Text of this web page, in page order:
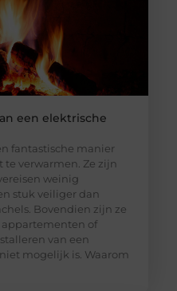
een elektrische
fantastische manier
te verwarmen. Ze zijn
weinig
stuk veiliger dan
Bovendien zijn ze
of
van een
mogelijk is. Waarom